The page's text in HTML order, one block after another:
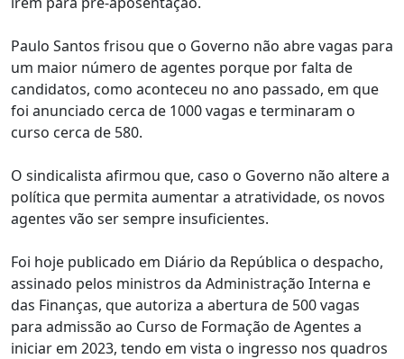
Paulo Santos frisou que o Governo não abre vagas para
um maior número de agentes porque por falta de
candidatos, como aconteceu no ano passado, em que
foi anunciado cerca de 1000 vagas e terminaram o
curso cerca de 580.
O sindicalista afirmou que, caso o Governo não altere a
política que permita aumentar a atratividade, os novos
agentes vão ser sempre insuficientes.
Foi hoje publicado em Diário da República o despacho,
assinado pelos ministros da Administração Interna e
das Finanças, que autoriza a abertura de 500 vagas
para admissão ao Curso de Formação de Agentes a
iniciar em 2023, tendo em vista o ingresso nos quadros